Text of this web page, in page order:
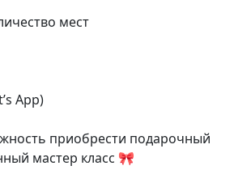
мест
App)
приобрести подарочный
мастер класс 🎀